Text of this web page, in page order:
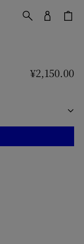
¥2,150.006 – 36
¥2,150.00